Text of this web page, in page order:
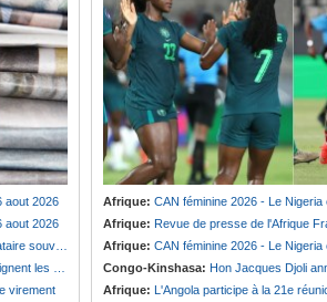
aout 2026
aout 2026
en Europe
de finale
virement
Afrique: CAN féminine 2026 - Le Nigeria et la
Afrique: Revue de presse de l'Afrique
Afrique: CAN féminine 2026 - Le Nigeria et la
Congo-Kinshasa: Hon Jacques Djoli annonce une forte participation
Afrique: L'Angola participe à la 21e réunion du